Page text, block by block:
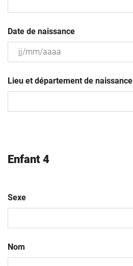
Date de naissance
slash
MM
Lieu et département de naissance
Enfant 4
Sexe
Nom